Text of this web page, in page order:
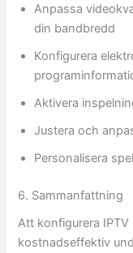
Anpassa
din bandbredd
Konfigurera
Aktivera
Justera och
Personalisera
6. Sammanfattning
Att konfigurera
kostnadseffektiv